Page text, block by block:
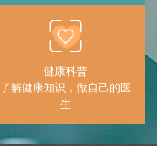
健康科普
了解健康知识，做自己的医
生